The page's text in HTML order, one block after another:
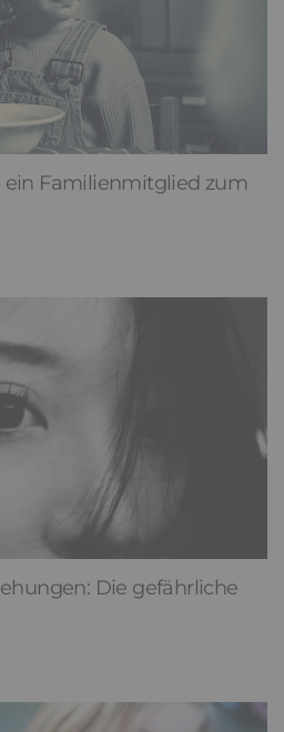
ein Familienmitglied zum
Die gefährliche